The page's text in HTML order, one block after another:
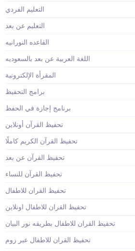
التعليم الفردي
التعليم عن بعد
القاعده النورانيه
اللغة العربية عن بعد بالسعوديه
المقرأة الإلكترونية
برامج التحفيظ
برنامج إجازة في الحفظ
تحفيظ القرآن أونلاين
تحفيظ القرآن الكريم كاملًا
تحفيظ القرآن عن بعد
تحفيظ القرآن للنساء
تحفيظ القران للاطفال
تحفيظ القران للاطفال اونلاين
تحفيظ القران للاطفال بطريقه نور البيان
تحفيظ القران للاطفال عبر زوم